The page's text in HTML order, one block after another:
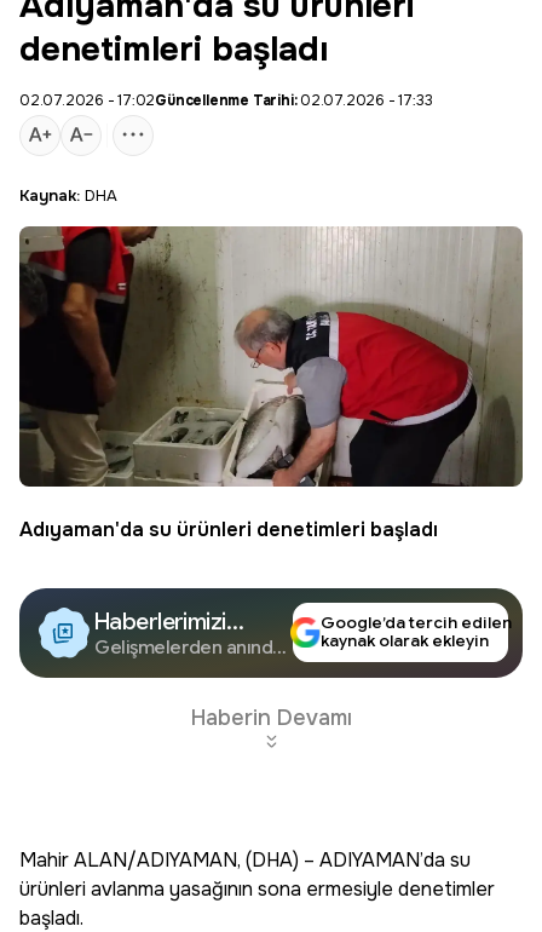
denetimleri başladı
02.07.2026 - 17:02Güncellenme Tarihi:02.07.2026 - 17:33
Kaynak: DHA
Adıyaman'da su ürünleri denetimleri başladı
Haberlerimizi
Google'da Takip
Edin
Gelişmelerden anında
Google’da tercih edilen
kaynak olarak ekleyin
Haberin Devamı
Mahir ALAN/ADIYAMAN, (DHA) – ADIYAMAN’da su
ürünleri avlanma yasağının sona ermesiyle denetimler
başladı.